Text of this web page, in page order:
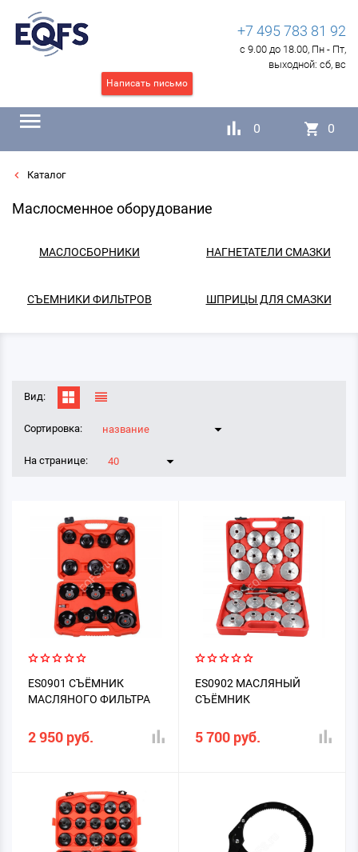
+7 495 783 81 92
с 9.00 до 18.00, Пн - Пт,
выходной: сб, вс
Написать письмо
0 0
Каталог
Маслосменное оборудование
МАСЛОСБОРНИКИ НАГНЕТАТЕЛИ СМАЗКИ
СЪЕМНИКИ ФИЛЬТРОВ ШПРИЦЫ ДЛЯ СМАЗКИ
Вид:
Сортировка: название
На странице: 40
ES0901 СЪЁМНИК
МАСЛЯНОГО ФИЛЬТРА
2 950 руб.
ES0902 МАСЛЯНЫЙ
СЪЁМНИК
5 700 руб.